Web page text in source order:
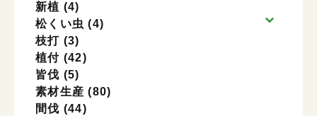
新植 (4)
松くい虫 (4)
枝打 (3)
植付 (42)
皆伐 (5)
素材生産 (80)
間伐 (44)